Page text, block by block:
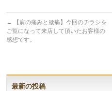
←
【肩の痛みと腰痛】今回のチラシを
ご覧になって来店して頂いたお客様の
感想です。
最新の投稿